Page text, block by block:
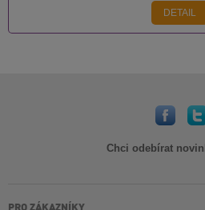
DETAIL
Chci odebírat
PRO ZÁKAZNÍKY